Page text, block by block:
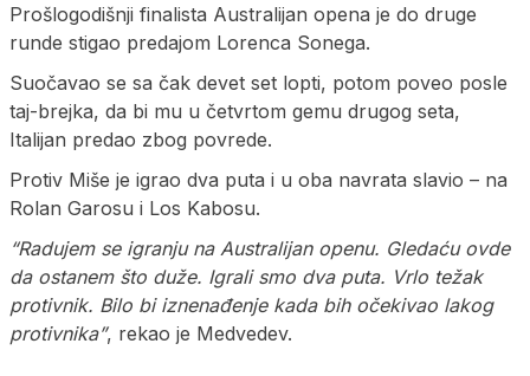
Prošlogodišnji finalista Australijan opena je do druge
runde stigao predajom Lorenca Sonega.
Suočavao se sa čak devet set lopti, potom poveo posle
taj-brejka, da bi mu u četvrtom gemu drugog seta,
Italijan predao zbog povrede.
Protiv Miše je igrao dva puta i u oba navrata slavio – na
Rolan Garosu i Los Kabosu.
“Radujem se igranju na Australijan openu. Gledaću ovde
da ostanem što duže. Igrali smo dva puta. Vrlo težak
protivnik. Bilo bi iznenađenje kada bih očekivao lakog
protivnika”, rekao je Medvedev.